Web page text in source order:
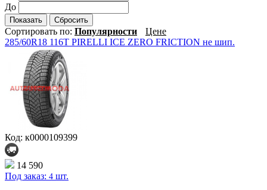
До
Показать Сбросить
Сортировать по: Популярности
Цене
285/60R18 116T PIRELLI ICE ZERO FRICTION не шип.
Код: к0000109399
14 590
Под заказ: 4 шт.